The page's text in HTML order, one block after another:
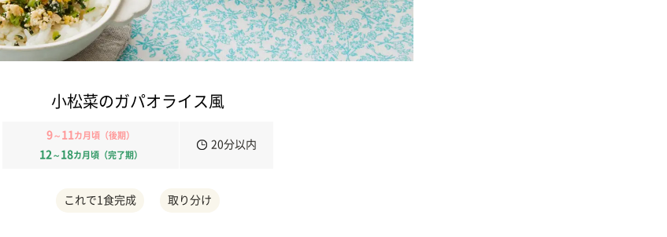
小松菜のガパオライス風
9～ 11 カ月頃（後期）
12 ～ 18カ月頃（完了期）
20分以内
これで1食完成 取り分け